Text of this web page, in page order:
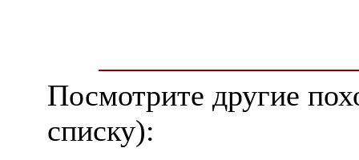
Посмотрите другие
списку):